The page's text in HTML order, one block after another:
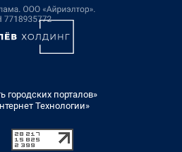
городских порталов»
Технологии»